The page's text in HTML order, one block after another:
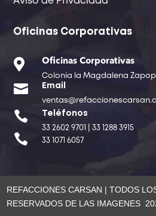
Oficinas Corporativas
 Oficinas Corporativas
Colonia la Magdalena
 Email
 Teléfonos
33 2602 9701 | 33 1288 3915
 33 1071 6057
REFACCIONES CARSAN | TODOS
RESERVADOS DE LAS IMAGENES